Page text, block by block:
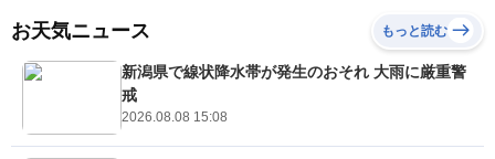
お天気ニュース もっと読む
新潟県で線状降水帯が発生のおそれ 大雨に厳重警
戒
2026.08.08 15:08